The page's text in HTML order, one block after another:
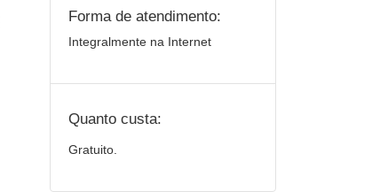
Forma de atendimento:
Integralmente na Internet
Quanto custa:
Gratuito.